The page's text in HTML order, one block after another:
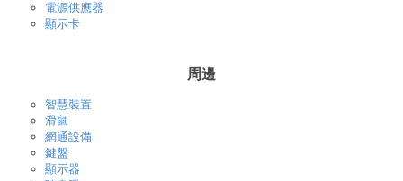
電源供應器
顯示卡
周邊
智慧裝置
滑鼠
網通設備
鍵盤
顯示器